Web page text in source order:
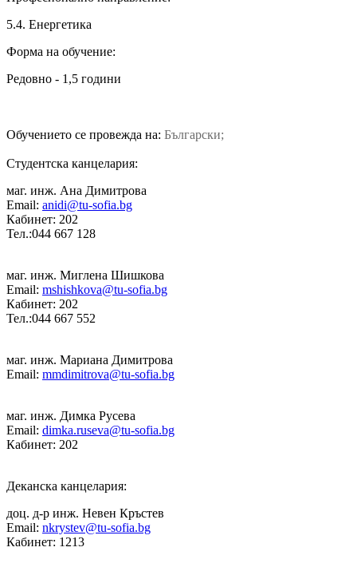
5.4. Енергетика
Форма на обучение:
Редовно - 1,5 години
Обучението се провежда на: Български;
Студентска канцелария:
маг. инж. Ана Димитрова
Email: anidi@tu-sofia.bg
Кабинет: 202
Тел.:044 667 128
маг. инж. Миглена Шишкова
Email: mshishkova@tu-sofia.bg
Кабинет: 202
Тел.:044 667 552
маг. инж. Мариана Димитрова
Email: mmdimitrova@tu-sofia.bg
маг. инж. Димка Русева
Email: dimka.ruseva@tu-sofia.bg
Кабинет: 202
Деканска канцелария:
доц. д-р инж. Невен Кръстев
Email: nkrystev@tu-sofia.bg
Кабинет: 1213